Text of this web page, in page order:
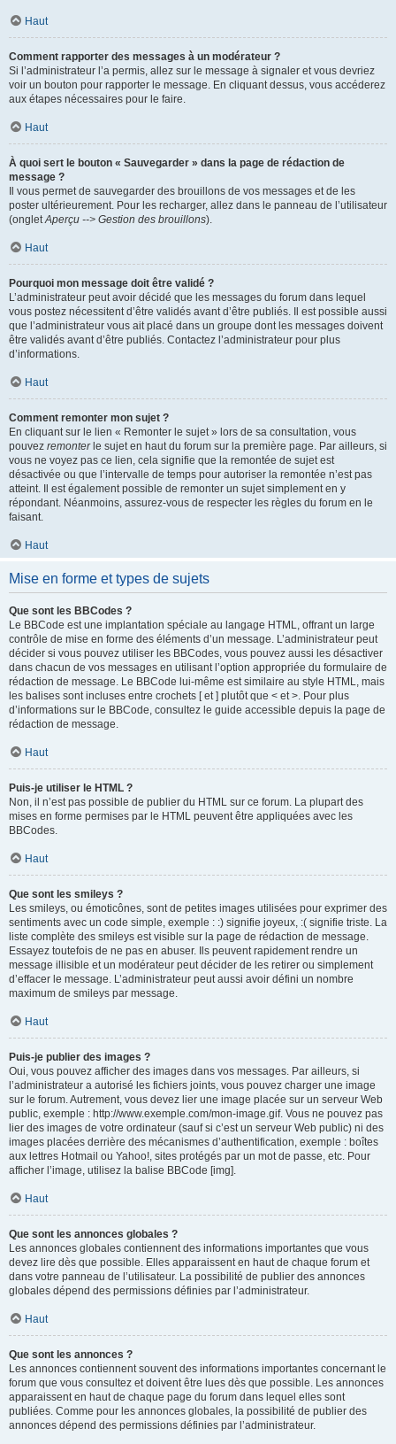
Haut
Comment rapporter des messages à un modérateur ?
Si l’administrateur l’a permis, allez sur le message à signaler et vous devriez
voir un bouton pour rapporter le message. En cliquant dessus, vous accéderez
aux étapes nécessaires pour le faire.
Haut
À quoi sert le bouton « Sauvegarder » dans la page de rédaction de
message ?
Il vous permet de sauvegarder des brouillons de vos messages et de les
poster ultérieurement. Pour les recharger, allez dans le panneau de l’utilisateur
(ongletAperçu --> Gestion des brouillons).
Haut
Pourquoi mon message doit être validé ?
L’administrateur peut avoir décidé que les messages du forum dans lequel
vous postez nécessitent d’être validés avant d’être publiés. Il est possible aussi
que l’administrateur vous ait placé dans un groupe dont les messages doivent
être validés avant d’être publiés. Contactez l’administrateur pour plus
d’informations.
Haut
Comment remonter mon sujet ?
En cliquant sur le lien « Remonter le sujet » lors de sa consultation, vous
pouvez remonterle sujet en haut du forum sur la première page. Par ailleurs, si
vous ne voyez pas ce lien, cela signifie que la remontée de sujet est
désactivée ou que l’intervalle de temps pour autoriser la remontée n’est pas
atteint. Il est également possible de remonter un sujet simplement en y
répondant. Néanmoins, assurez-vous de respecter les règles du forum en le
faisant.
Haut
Mise en forme et types de sujets
Que sont les BBCodes ?
Le BBCode est une implantation spéciale au langage HTML, offrant un large
contrôle de mise en forme des éléments d’un message. L’administrateur peut
décider si vous pouvez utiliser les BBCodes, vous pouvez aussi les désactiver
dans chacun de vos messages en utilisant l’option appropriée du formulaire de
rédaction de message. Le BBCode lui-même est similaire au style HTML, mais
les balises sont incluses entre crochets [ et ] plutôt que < et >. Pour plus
d’informations sur le BBCode, consultez le guide accessible depuis la page de
rédaction de message.
Haut
Puis-je utiliser le HTML ?
Non, il n’est pas possible de publier du HTML sur ce forum. La plupart des
mises en forme permises par le HTML peuvent être appliquées avec les
BBCodes.
Haut
Que sont les smileys ?
Les smileys, ou émoticônes, sont de petites images utilisées pour exprimer des
sentiments avec un code simple, exemple : :) signifie joyeux, :( signifie triste. La
liste complète des smileys est visible sur la page de rédaction de message.
Essayez toutefois de ne pas en abuser. Ils peuvent rapidement rendre un
message illisible et un modérateur peut décider de les retirer ou simplement
d’effacer le message. L’administrateur peut aussi avoir défini un nombre
maximum de smileys par message.
Haut
Puis-je publier des images ?
Oui, vous pouvez afficher des images dans vos messages. Par ailleurs, si
l’administrateur a autorisé les fichiers joints, vous pouvez charger une image
sur le forum. Autrement, vous devez lier une image placée sur un serveur Web
public, exemple : http://www.exemple.com/mon-image.gif. Vous ne pouvez pas
lier des images de votre ordinateur (sauf si c’est un serveur Web public) ni des
images placées derrière des mécanismes d’authentification, exemple : boîtes
aux lettres Hotmail ou Yahoo!, sites protégés par un mot de passe, etc. Pour
afficher l’image, utilisez la balise BBCode [img].
Haut
Que sont les annonces globales ?
Les annonces globales contiennent des informations importantes que vous
devez lire dès que possible. Elles apparaissent en haut de chaque forum et
dans votre panneau de l’utilisateur. La possibilité de publier des annonces
globales dépend des permissions définies par l’administrateur.
Haut
Que sont les annonces ?
Les annonces contiennent souvent des informations importantes concernant le
forum que vous consultez et doivent être lues dès que possible. Les annonces
apparaissent en haut de chaque page du forum dans lequel elles sont
publiées. Comme pour les annonces globales, la possibilité de publier des
annonces dépend des permissions définies par l’administrateur.